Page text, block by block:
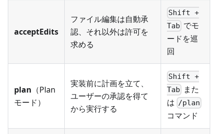
acceptEdits
ファイル編集は自動承
認、それ以外は許可を
求める
Shift +
Tab でモ
ードを巡
回
plan （Plan
モード）
実装前に計画を立て、
ユーザーの承認を得て
から実行する
Shift +
Tab
また
は /plan
コマンド